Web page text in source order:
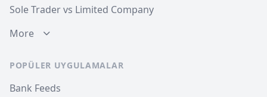
Sole Trader vs Limited Company
More
POPÜLER UYGULAMALAR
Bank Feeds